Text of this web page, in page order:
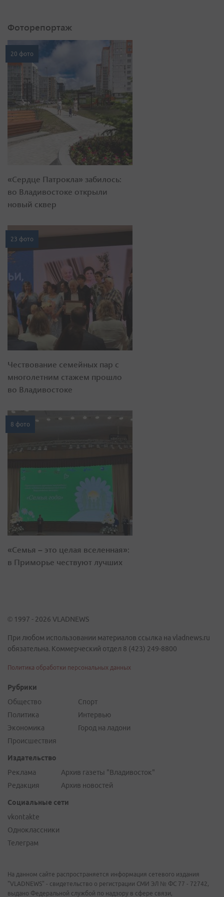
Фоторепортаж
20 фото
«Сердце Патрокла» забилось:
во Владивостоке открыли
новый сквер
23 фото
Чествование семейных пар с
многолетним стажем прошло
во Владивостоке
8 фото
«Семья – это целая вселенная»:
в Приморье чествуют лучших
© 1997 - 2026 VLADNEWS
При любом использовании материалов ссылка на vladnews.ru
обязательна. Коммерческий отдел 8 (423) 249-8800
Политика обработки персональных данных
Рубрики
Общество
Политика
Экономика
Происшествия
Спорт
Интервью
Город на ладони
Издательство
Реклама
Редакция
Архив газеты "Владивосток"
Архив новостей
Социальные сети
vkontakte
Одноклассники
Телеграм
На данном сайте распространяется информация сетевого издания
"VLADNEWS" - свидетельство о регистрации СМИ ЭЛ № ФС 77 - 72742,
выдано Федеральной службой по надзору в сфере связи,